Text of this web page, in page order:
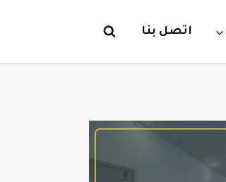
اتصل بنا